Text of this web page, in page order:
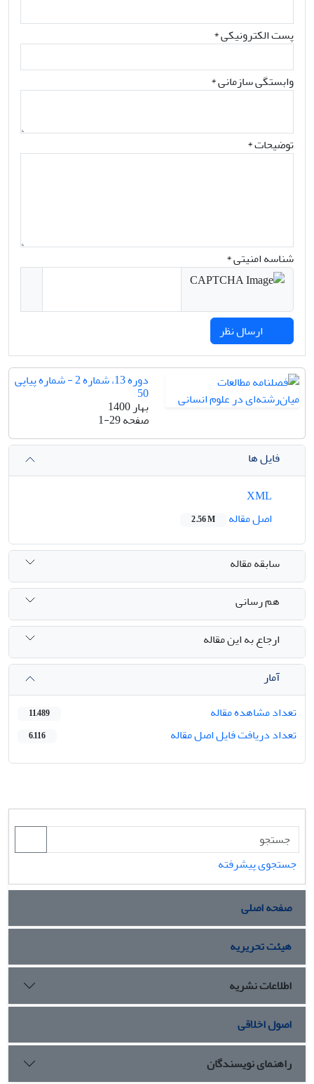
پست الکترونیکی*
وابستگی سازمانی *
توضیحات *
شناسه امنیتی *
دوره 13، شماره 2 - شماره پیاپی
50
بهار 1400
صفحه1-29
فایل ها
اصل مقاله
2.56 M
سابقه مقاله
هم رسانی
ارجاع به این مقاله
آمار
تعداد مشاهده مقاله
11,489
تعداد دریافت فایل اصل مقاله 6,116
جستجوی پیشرفته
صفحه اصلی
هیئت تحریریه
اطلاعات نشریه
اصول اخلاقی
راهنمای نویسندگان